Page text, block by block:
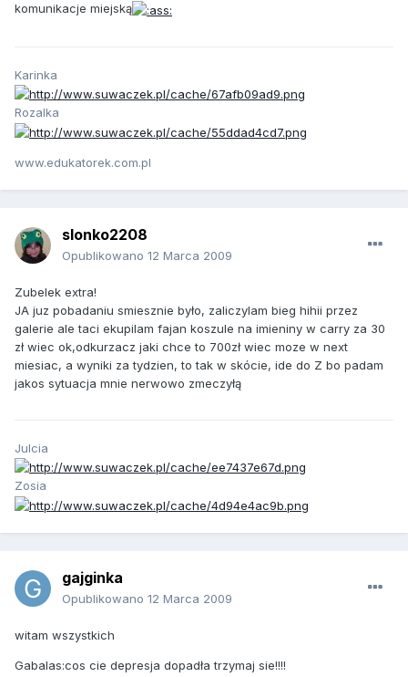
komunikacje miejską
Karinka
Rozalka
www.edukatorek.com.pl
slonko2208
Opublikowano 12 Marca 2009
Zubelek extra!
JA juz pobadaniu smiesznie było, zaliczylam bieg hihii przez
galerie ale taci ekupilam fajan koszule na imieniny w carry za 30
zł wiec ok,odkurzacz jaki chce to 700zł wiec moze w next
miesiac, a wyniki za tydzien, to tak w skócie, ide do Z bo padam
jakos sytuacja mnie nerwowo zmeczyłą
Julcia
Zosia
gajginka
Opublikowano 12 Marca 2009
witam wszystkich
Gabalas:cos cie depresja dopadła trzymaj sie!!!!